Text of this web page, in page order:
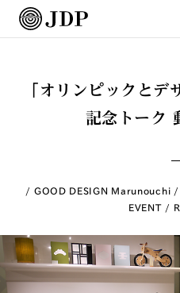
「オリンピックとデ
記念トーク
GOOD DESIGN Marunouchi
EVENT